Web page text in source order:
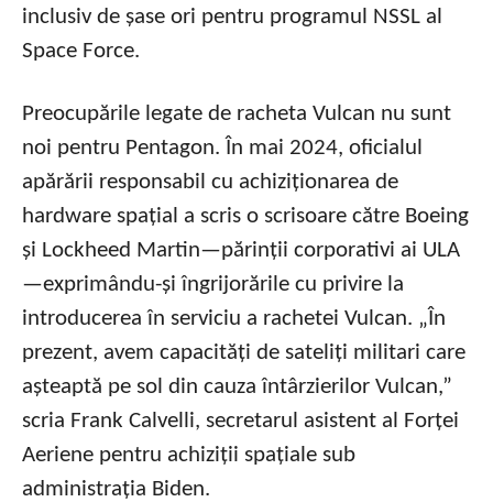
inclusiv de șase ori pentru programul NSSL al
Space Force.
Preocupările legate de racheta Vulcan nu sunt
noi pentru Pentagon. În mai 2024, oficialul
apărării responsabil cu achiziționarea de
hardware spațial a scris o scrisoare către Boeing
și Lockheed Martin—părinții corporativi ai ULA
—exprimându-și îngrijorările cu privire la
introducerea în serviciu a rachetei Vulcan. „În
prezent, avem capacități de sateliți militari care
așteaptă pe sol din cauza întârzierilor Vulcan,”
scria Frank Calvelli, secretarul asistent al Forței
Aeriene pentru achiziții spațiale sub
administrația Biden.